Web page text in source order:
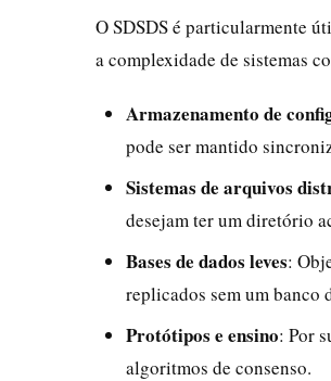
O SDSDS é particularmente
a complexidade de sistemas
Armazenamento de
pode ser mantido
Sistemas de arquivos
desejam ter um diretório
Bases de dados leves:
replicados sem um banco
Protótipos e ensino: Por
algoritmos de consenso.